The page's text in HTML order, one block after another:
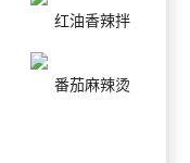
红油香辣拌
番茄麻辣烫